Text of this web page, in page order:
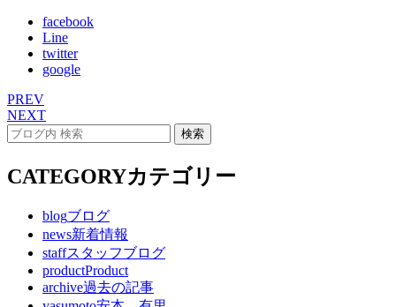
facebook
Line
twitter
google
PREV
NEXT
CATEGORYカテゴリー
blogブログ
news新着情報
staffスタッフブログ
productProduct
archive過去の記事